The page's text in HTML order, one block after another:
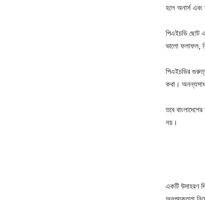
হলে অনার্স এবং
পিএইচডি ছোট
ভালো ফলাফল,
পিএইচডির
কথা।
তবে
নয়।
একটি উদাহরণ